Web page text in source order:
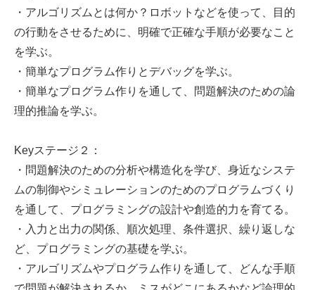
・アルゴリズムとは何か？ロボットなどを使って、目的
の行動をさせるために、明確で正確な手順が必要なこと
を学ぶ。
・簡単なプログラム作りとデバッグを学ぶ。
・簡単なプログラム作りを通して、問題解決のための論
理的推論を学ぶ。
Keyステージ２：
・問題解決のための分析や構造化を学び、身近なシステ
ムの制御やシミュレーションのためのプログラムづくり
を通して、プログラミングの設計や創造的力を育てる。
・入力と出力の関係、順次処理、条件選択、繰り返しな
ど、プログラミングの基礎を学ぶ。
・アルゴリズムやプログラム作りを通して、どんな手順